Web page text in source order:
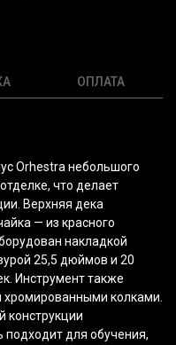
ОПЛАТА
Orhestra небольшого
что делает
Верхняя дека
— из красного
накладкой
25,5 дюймов и 20
Инструмент также
колками.
конструкции
для обучения,